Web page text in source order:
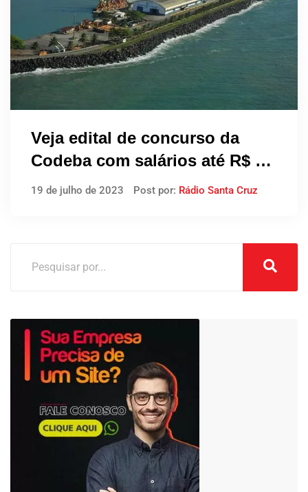
Veja edital de concurso da
Codeba com salários até R$ 10
mil na Bahia
19 de julho de 2023 Post por: Rádio Santa Cruz